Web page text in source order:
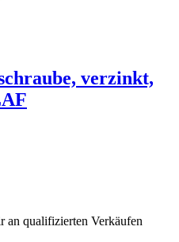
verzinkt,
an qualifizierten Verkäufen